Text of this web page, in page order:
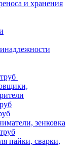
и хранения
зенковка
пайки, сварки,